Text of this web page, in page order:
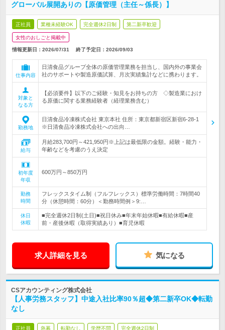
グローバル展開ありの【原価管理（主任～係長）】
正社員 業種未経験OK 完全週休2日制 第二新卒歓迎
女性のおしごと掲載中
情報更新日：2026/07/31 終了予定日： 2026/09/03
仕事内容
日清食品グループ全体の原価管理業務を担当し、国内外の事業会
社のサポートや製造原価試算、月次実績集計などに携わります。
対象と
なる方
【必須要件】以下のご経験・知見をお持ちの方 ◇製造業におけ
る原価に関する業務経験者（経理業務含む）
勤務地
日清食品冷凍株式会社 東京本社 住所：東京都新宿区新宿6-28-1
※日清食品冷凍株式会社への出向…
給与
月給283,700円～421,950円※上記は最低限の金額。経験・能力・
年齢などを考慮のうえ決定
初年度
年収
600万円～850万円
勤務
時間
フレックスタイム制（フルフレックス）標準労働時間：7時間40
分（休憩時間：60分）＜勤務時間例＞9:…
休日
休暇
■完全週休2日制(土日)■祝日休み■年末年始休暇■有給休暇■産
前・産後休暇（取得実績あり）■育児休暇
求人詳細を見る 気になる
CSアカウンティング株式会社
【人事労務スタッフ】中途入社比率90％超◆第二新卒OK◆転勤
なし
正社員 急募 転勤なし 学歴不問 完全週休2日制